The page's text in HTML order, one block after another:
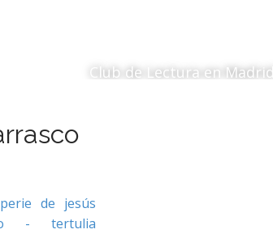
Club de Lectura en Madrid